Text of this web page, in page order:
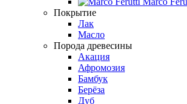
Покрытие
Лак
Масло
Порода древесины
Акация
Афромозия
Бамбук
Берёза
Дуб